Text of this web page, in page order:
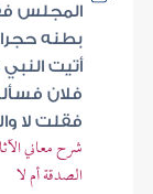
المجلس
بطنه حجرا
أتيت
فلان
فقلت لا
شرح معاني
الصدقة أم لا